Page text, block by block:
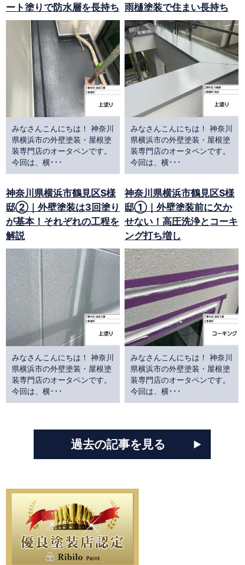
ート塗りで防水層を長持ち
みなさんこんにちは！ 神奈川
県横浜市の外壁塗装・屋根塗
装専門店のオータペンです。
今回は、横･･･
雨樋塗装で住まい長持ち
みなさんこんにちは！ 神奈川
県横浜市の外壁塗装・屋根塗
装専門店のオータペンです。
今回は、横･･･
神奈川県横浜市鶴見区S様
邸②｜外壁塗装は3回塗り
が基本！それぞれの工程を
解説
みなさんこんにちは！ 神奈川
県横浜市の外壁塗装・屋根塗
装専門店のオータペンです。
今回は、横･･･
神奈川県横浜市鶴見区S様
邸①｜外壁塗装前に欠か
せない！高圧洗浄とコーキ
ング打ち増し
みなさんこんにちは！ 神奈川
県横浜市の外壁塗装・屋根塗
装専門店のオータペンです。
今回は、横･･･
過去の記事を見る